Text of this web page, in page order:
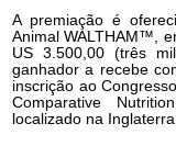
A premiação é
Animal WALTHAM™,
US 3.500,00 (três
ganhador a recebe
inscrição ao
Comparative
localizado na